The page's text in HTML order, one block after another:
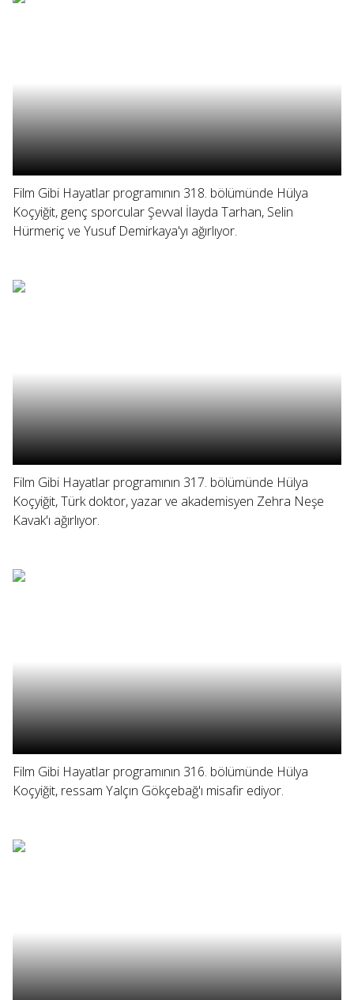
Film Gibi Hayatlar programının 318. bölümünde Hülya
Koçyiğit, genç sporcular Şevval İlayda Tarhan, Selin
Hürmeriç ve Yusuf Demirkaya'yı ağırlıyor.
Film Gibi Hayatlar programının 317. bölümünde Hülya
Koçyiğit, Türk doktor, yazar ve akademisyen Zehra Neşe
Kavak'ı ağırlıyor.
Film Gibi Hayatlar programının 316. bölümünde Hülya
Koçyiğit, ressam Yalçın Gökçebağ'ı misafir ediyor.